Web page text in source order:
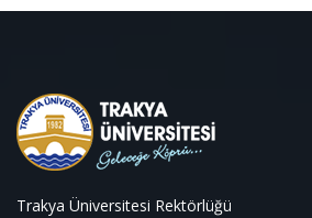
Trakya Üniversitesi Rektörlüğü